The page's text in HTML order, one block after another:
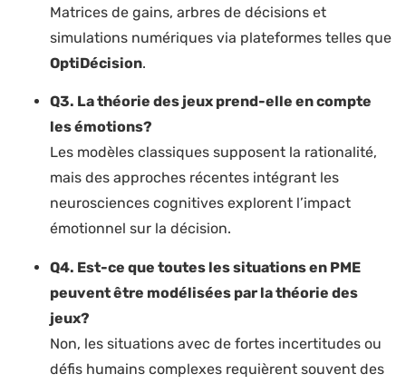
Matrices de gains, arbres de décisions et
simulations numériques via plateformes telles que
OptiDécision.
Q3. La théorie des jeux prend-elle en compte
les émotions?
Les modèles classiques supposent la rationalité,
mais des approches récentes intégrant les
neurosciences cognitives explorent l’impact
émotionnel sur la décision.
Q4. Est-ce que toutes les situations en PME
peuvent être modélisées par la théorie des
jeux?
Non, les situations avec de fortes incertitudes ou
défis humains complexes requièrent souvent des